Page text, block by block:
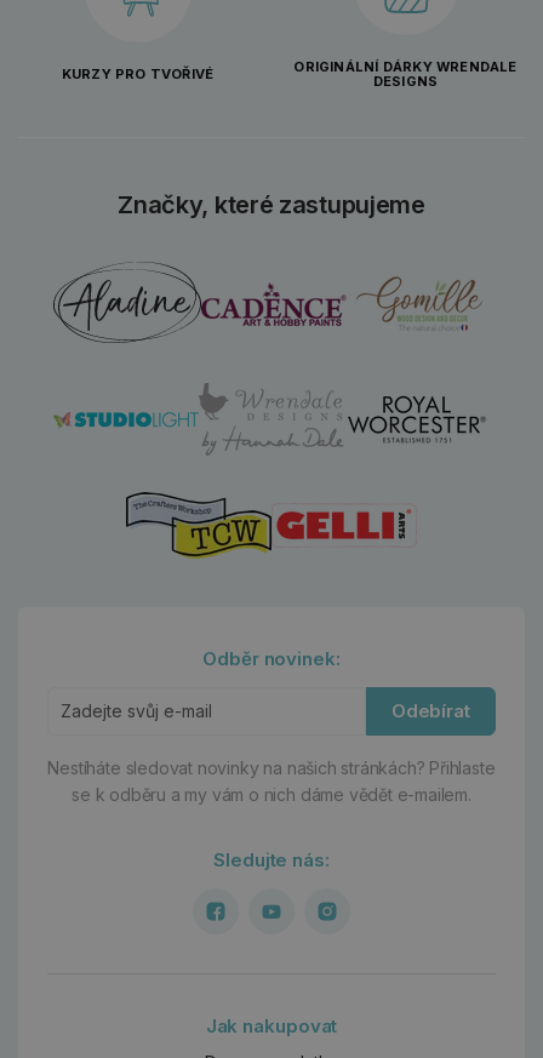
KURZY PRO TVOŘIVÉ
ORIGINÁLNÍ DÁRKY WRENDALE
DESIGNS
Značky, které zastupujeme
Odběr novinek:
Odebírat
Nestíháte sledovat novinky na našich stránkách? Přihlaste
se k odběru a my vám o nich dáme vědět e-mailem.
Sledujte nás:
Jak nakupovat